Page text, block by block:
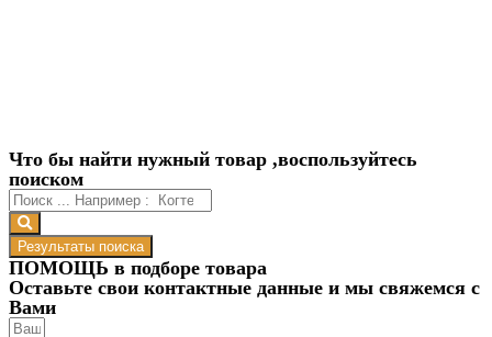
Что бы найти нужный товар ,воспользуйтесь
поиском
Результаты поиска
ПОМОЩЬ в подборе товара
Оставьте свои контактные данные и мы свяжемся с
Вами